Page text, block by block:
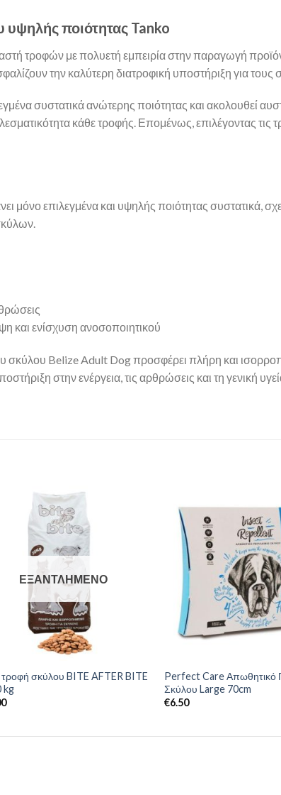
υψηλής ποιότητας Tanko
τροφών με πολυετή εμπειρία στην παραγωγή
την καλύτερη διατροφική υποστήριξη για τους
συστατικά ανώτερης ποιότητας και ακολουθεί
κάθε τροφής. Επομένως, επιλέγοντας
μόνο επιλεγμένα και υψηλής ποιότητας συστατικά,
και ενίσχυση ανοσοποιητικού
Belize Adult Dog προσφέρει πλήρη και
στην ενέργεια, τις αρθρώσεις και τη γενική
ΕΞΑΝΤΛΗΜΈΝΟ
σκύλου BITE AFTER BITE
kg
Perfect Care Απωθητικό
Σκύλου Large 70cm
€6.50